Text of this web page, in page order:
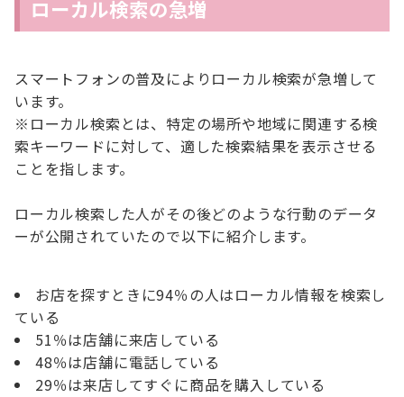
ローカル検索の急増
スマートフォンの普及によりローカル検索が急増して
います。
※ローカル検索とは、特定の場所や地域に関連する検
索キーワードに対して、適した検索結果を表示させる
ことを指します。
ローカル検索した人がその後どのような行動のデータ
ーが公開されていたので以下に紹介します。
お店を探すときに94％の人はローカル情報を検索し
ている
51％は店舗に来店している
48％は店舗に電話している
29％は来店してすぐに商品を購入している